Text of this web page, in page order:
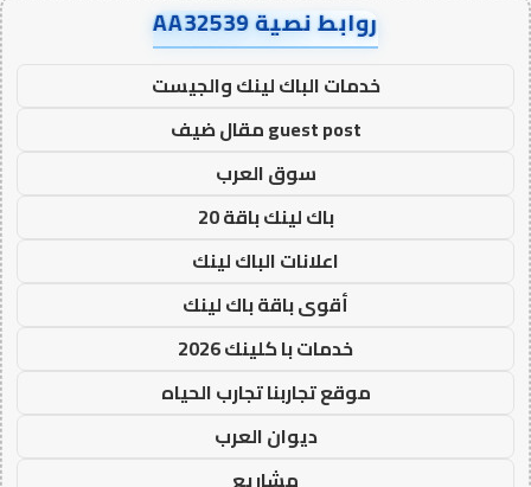
روابط نصية AA32539
خدمات الباك لينك والجيست
guest post مقال ضيف
سوق العرب
باك لينك باقة 20
اعلانات الباك لينك
أقوى باقة باك لينك
خدمات با كلينك 2026
موقع تجاربنا تجارب الحياه
ديوان العرب